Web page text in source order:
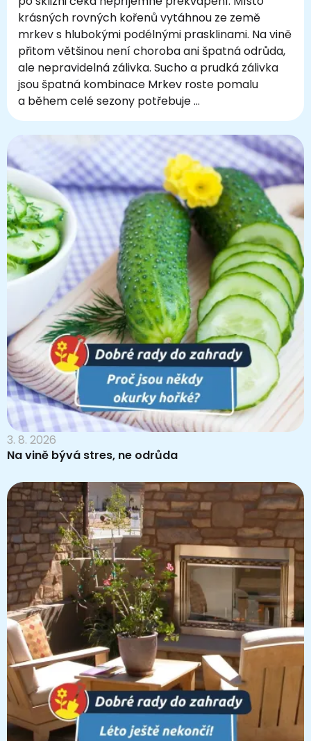
krásných rovných kořenů vytáhnou ze země
mrkev s hlubokými podélnými prasklinami. Na vině
přitom většinou není choroba ani špatná odrůda,
ale nepravidelná zálivka. Sucho a prudká zálivka
jsou špatná kombinace Mrkev roste pomalu
a během celé sezony potřebuje …
3. 8. 2026
Na vině bývá stres, ne odrůda